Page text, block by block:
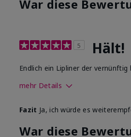
Dekorativkosmetikmarken?
War diese
5 Hält!
Endlich ein Lipliner der
mehr Details
Dekorativkosmetikmarken?
Fazit Ja, ich würde es
War diese